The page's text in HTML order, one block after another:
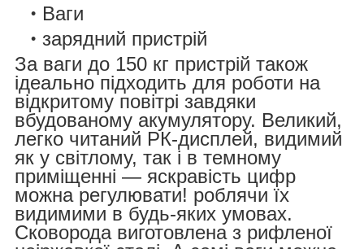
Ваги
зарядний пристрій
За ваги до 150 кг пристрій також
ідеально підходить для роботи на
відкритому повітрі завдяки
вбудованому акумулятору. Великий,
легко читаний РК-дисплей, видимий
як у світлому, так і в темному
приміщенні — яскравість цифр
можна регулювати! роблячи їх
видимими в будь-яких умовах.
Сковорода виготовлена з рифленої